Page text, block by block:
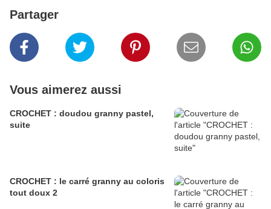
Partager
Vous aimerez aussi
CROCHET : doudou granny pastel,
suite
CROCHET : le carré granny au coloris
tout doux 2